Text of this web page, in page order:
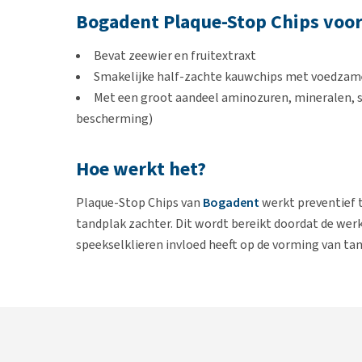
Bogadent Plaque-Stop Chips
Bevat zeewier en fruitextraxt
Smakelijke half-zachte kauwchips met
Met een groot aandeel aminozuren,
bescherming)
Hoe werkt het?
Plaque-Stop Chips van Bogadentwerkt preventief
tandplak zachter. Dit wordt bereikt doordat de
speekselklieren invloed heeft op de vorming van